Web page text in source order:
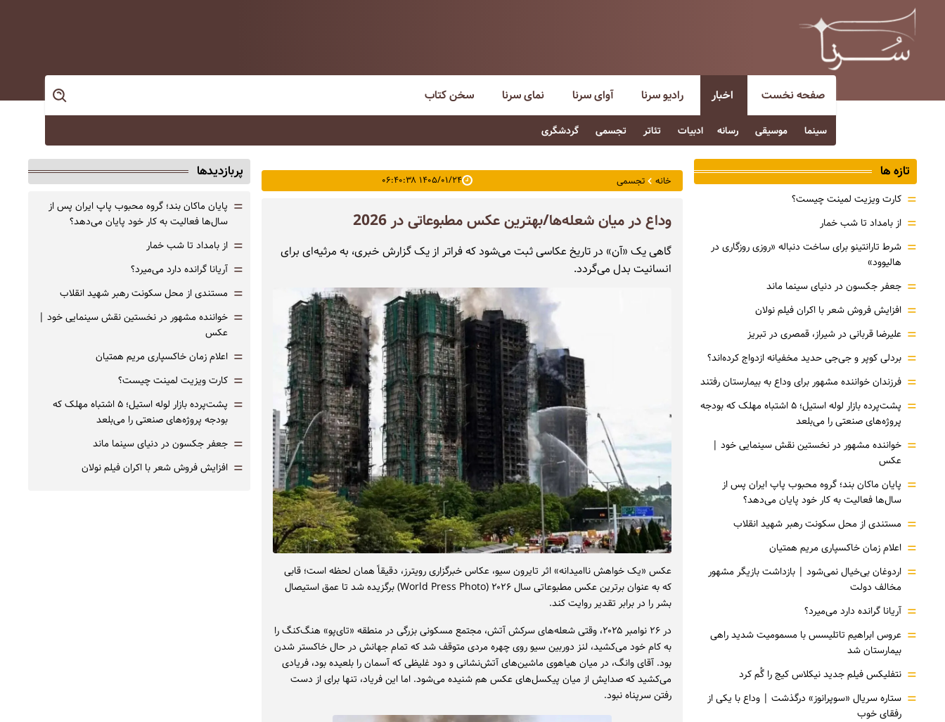
صفحه نخست اخبار
سینما موسیقی رسانه ادبیات تئاتر تجسمی گردشگری
رادیو سرنا آوای سرنا نمای سرنا سخن کتاب
خانه تجسمی ۱۴۰۵/۰۱/۲۴ ۰۶:۴۰:۳۸
وداع در میان شعله‌ها/بهترین عکس مطبوعاتی در 2026
گاهی یک «آن» در تاریخ عکاسی ثبت می‌شود که فراتر از یک گزارش خبری، به مرثیه‌ای برای
انسانیت بدل می‌گردد.
عکس «یک خواهش ناامیدانه» اثر تایرون سیو، عکاس خبرگزاری رویترز، دقیقاً همان لحظه است؛ قابی
که به عنوان برترین عکس مطبوعاتی سال ۲۰۲۶ (World Press Photo) برگزیده شد تا عمق استیصال
بشر را در برابر تقدیر روایت کند.
در ۲۶ نوامبر ۲۰۲۵، وقتی شعله‌های سرکش آتش، مجتمع مسکونی بزرگی در منطقه «تای‌پو» هنگ‌کنگ را
به کام خود می‌کشید، لنز دوربین سیو روی چهره مردی متوقف شد که تمام جهانش در حال خاکستر شدن
بود. آقای وانگ، در میان هیاهوی ماشین‌های آتش‌نشانی و دود غلیظی که آسمان را بلعیده بود، فریادی
می‌کشید که صدایش از میان پیکسل‌های عکس هم شنیده می‌شود. اما این فریاد، تنها برای از دست
رفتن سرپناه نبود.
تازه ها
= کارت ویزیت لمینت چیست؟
= از بامداد تا شب خمار
= شرط تارانتینو برای ساخت دنباله «روزی روزگاری در
هالیوود»
= جعفر جکسون در دنیای سینما ماند
= افزایش فروش شعر با اکران فیلم نولان
= علیرضا قربانی در شیراز، قمصری در تبریز
= بردلی کوپر و جی‌جی حدید مخفیانه ازدواج کرده‌اند؟
= فرزندان خواننده مشهور برای وداع به بیمارستان رفتند
=
پشت‌پرده بازار لوله استیل؛ ۵ اشتباه مهلک که بودجه
پروژه‌های صنعتی را می‌بلعد
= خواننده مشهور در نخستین نقش سینمایی خود |‌
عکس
= پایان ماکان بند؛ گروه محبوب پاپ ایران پس از
سال‌ها فعالیت به کار خود پایان می‌دهد؟
= مستندی از محل سکونت رهبر شهید انقلاب
= اعلام زمان خاکسپاری مریم همتیان
= اردوغان بی‌خیال نمی‌شود | بازداشت بازیگر مشهور
مخالف دولت
= آریانا گرانده دارد می‌میرد؟
= عروس ابراهیم تاتلیسس با مسمومیت شدید راهی
بیمارستان شد
= نتفلیکس فیلم جدید نیکلاس کیج را گُم کرد
= ستاره سریال «سوپرانوز» درگذشت | وداع با یکی از
رفقای خوب
پربازدیدها
= پایان ماکان بند؛ گروه محبوب پاپ ایران پس از
سال‌ها فعالیت به کار خود پایان می‌دهد؟
= از بامداد تا شب خمار
= آریانا گرانده دارد می‌میرد؟
= مستندی از محل سکونت رهبر شهید انقلاب
= خواننده مشهور در نخستین نقش سینمایی خود |‌
عکس
= اعلام زمان خاکسپاری مریم همتیان
= کارت ویزیت لمینت چیست؟
=
پشت‌پرده بازار لوله استیل؛ ۵ اشتباه مهلک که
بودجه پروژه‌های صنعتی را می‌بلعد
= جعفر جکسون در دنیای سینما ماند
= افزایش فروش شعر با اکران فیلم نولان